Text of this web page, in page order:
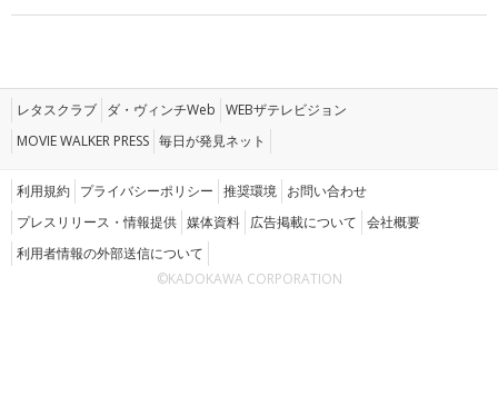
レタスクラブ ダ・ヴィンチWeb WEBザテレビジョン
MOVIE WALKER PRESS 毎日が発見ネット
利用規約 プライバシーポリシー 推奨環境 お問い合わせ
プレスリリース・情報提供 媒体資料 広告掲載について 会社概要
利用者情報の外部送信について
©KADOKAWA CORPORATION